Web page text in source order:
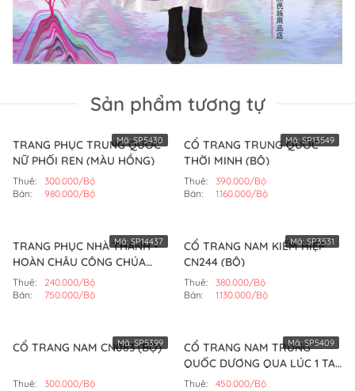
Sản phẩm tương tự
TRANG PHỤC TRUNG QUỐC
NỮ PHỐI REN (MÀU HỒNG)
Thuê:
300.000/Bộ
Bán:
980.000/Bộ
Mã:SP5430
CỔ TRANG TRUNG QUỐC
THỜI MINH (BỘ)
Thuê:
390.000/Bộ
Bán:
1.160.000/Bộ
Mã:SP13549
TRANG PHỤC NHÀ THANH -
HOÀN CHÂU CÔNG CHÚA
MẪU SỐ 5 (BỘ)
Thuê:
240.000/Bộ
Bán:
750.000/Bộ
Mã:SP14437
CỔ TRANG NAM KIẾM HIỆP
CN244 (BỘ)
Thuê:
380.000/Bộ
Bán:
1.130.000/Bộ
Mã: SP3531
CỔ TRANG NAM CN083 (BỘ)
Thuê:
300.000/Bộ
Mã:SP5399
CỔ TRANG NAM TRUNG
QUỐC DƯƠNG QUA LÚC 1 TAY
CN098 (BỘ)
Thuê:
450.000/Bộ
Mã: SP5409